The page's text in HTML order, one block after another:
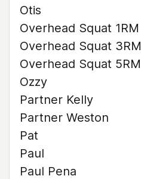
Otis
Overhead Squat 1RM
Overhead Squat 3RM
Overhead Squat 5RM
Ozzy
Partner Kelly
Partner Weston
Pat
Paul
Paul Pena